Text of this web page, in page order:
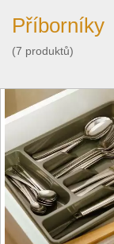
Příborníky
(7 produktů)